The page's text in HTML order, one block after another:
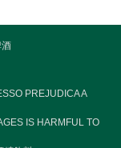
PREJUDICA A
IS HARMFUL TO